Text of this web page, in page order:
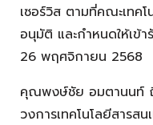
เซอร์วิส ตามที่คณะเทค
อนุมัติ และกำหนดให้เข้
26 พฤศจิกายน 2568
คุณพงษ์ชัย อมตานนท์
วงการเทคโนโลยีสารส